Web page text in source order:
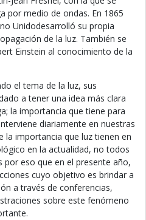
por medio de ondas. En 1865
Unidodesarrolló su propia
de la luz. También se
Einstein al conocimiento de la
el tema de la luz, sus
a tener una idea más clara
la importancia que tiene para
diariamente en nuestras
la importancia que luz tienen en
en la actualidad, no todos
por eso que en el presente año,
cuyo objetivo es brindar a
a través de conferencias,
sobre este fenómeno